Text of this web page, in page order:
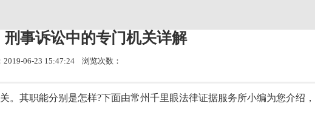
事诉讼中的专门机关详解
2019-06-23 15:47:24 浏览次数：
其职能分别是怎样?下面由常州千里眼法律证据服务所小编为您介绍